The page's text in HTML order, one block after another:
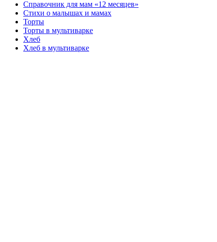
Справочник для мам «12 месяцев»
Стихи о малышах и мамах
Торты
Торты в мультиварке
Хлеб
Хлеб в мультиварке